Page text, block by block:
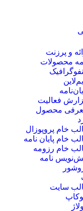
و پرزنت
محصولات
فعالیت
محصول
خام پروپوزال
خام پایان نامه
خام رزومه
نامه
سایت